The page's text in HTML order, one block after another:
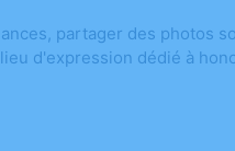
partager des photos
d'expression dédié à